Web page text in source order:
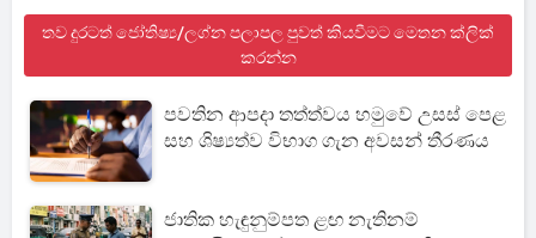
තව දුරටත් ජෝතිෂ්‍ය/ලග්න පලාපල පුවත් කියවීමට මෙතන ක්ලික්
කරන්න
පවතින ආපදා තත්ත්වය හමුවේ උසස් පෙළ
සහ ශිෂ්‍යත්ව විභාග ගැන අවසන් තීරණය
ජාතික හැඳුනුම්පත ළඟ නැතිනම්